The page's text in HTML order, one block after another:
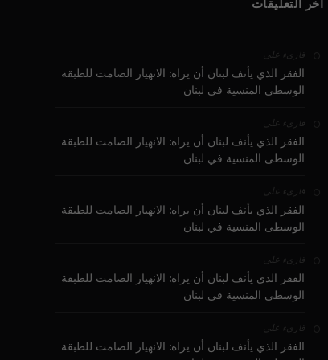
آخر التعليقات
قارىء على
الفقر الذي يأنف لبنان أن يراه: الانهيار الصامت للطبقة
الوسطى المنسية في لبنان
قارىء على
الفقر الذي يأنف لبنان أن يراه: الانهيار الصامت للطبقة
الوسطى المنسية في لبنان
قارىء على
الفقر الذي يأنف لبنان أن يراه: الانهيار الصامت للطبقة
الوسطى المنسية في لبنان
قارىء على
الفقر الذي يأنف لبنان أن يراه: الانهيار الصامت للطبقة
الوسطى المنسية في لبنان
قارىء على
الفقر الذي يأنف لبنان أن يراه: الانهيار الصامت للطبقة